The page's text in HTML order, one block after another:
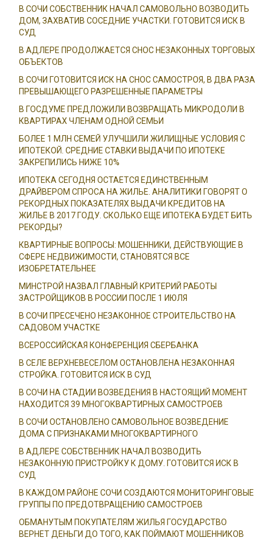
В СОЧИ СОБСТВЕННИК НАЧАЛ САМОВОЛЬНО ВОЗВОДИТЬ
ДОМ, ЗАХВАТИВ СОСЕДНИЕ УЧАСТКИ. ГОТОВИТСЯ ИСК В
СУД
В АДЛЕРЕ ПРОДОЛЖАЕТСЯ СНОС НЕЗАКОННЫХ ТОРГОВЫХ
ОБЪЕКТОВ
В СОЧИ ГОТОВИТСЯ ИСК НА СНОС САМОСТРОЯ, В ДВА РАЗА
ПРЕВЫШАЮЩЕГО РАЗРЕШЕННЫЕ ПАРАМЕТРЫ
В ГОСДУМЕ ПРЕДЛОЖИЛИ ВОЗВРАЩАТЬ МИКРОДОЛИ В
КВАРТИРАХ ЧЛЕНАМ ОДНОЙ СЕМЬИ
БОЛЕЕ 1 МЛН СЕМЕЙ УЛУЧШИЛИ ЖИЛИЩНЫЕ УСЛОВИЯ С
ИПОТЕКОЙ. СРЕДНИЕ СТАВКИ ВЫДАЧИ ПО ИПОТЕКЕ
ЗАКРЕПИЛИСЬ НИЖЕ 10%
ИПОТЕКА СЕГОДНЯ ОСТАЕТСЯ ЕДИНСТВЕННЫМ
ДРАЙВЕРОМ СПРОСА НА ЖИЛЬЕ. АНАЛИТИКИ ГОВОРЯТ О
РЕКОРДНЫХ ПОКАЗАТЕЛЯХ ВЫДАЧИ КРЕДИТОВ НА
ЖИЛЬЕ В 2017 ГОДУ. СКОЛЬКО ЕЩЕ ИПОТЕКА БУДЕТ БИТЬ
РЕКОРДЫ?
КВАРТИРНЫЕ ВОПРОСЫ: МОШЕННИКИ, ДЕЙСТВУЮЩИЕ В
СФЕРЕ НЕДВИЖИМОСТИ, СТАНОВЯТСЯ ВСЕ
ИЗОБРЕТАТЕЛЬНЕЕ
МИНСТРОЙ НАЗВАЛ ГЛАВНЫЙ КРИТЕРИЙ РАБОТЫ
ЗАСТРОЙЩИКОВ В РОССИИ ПОСЛЕ 1 ИЮЛЯ
В СОЧИ ПРЕСЕЧЕНО НЕЗАКОННОЕ СТРОИТЕЛЬСТВО НА
САДОВОМ УЧАСТКЕ
ВСЕРОССИЙСКАЯ КОНФЕРЕНЦИЯ СБЕРБАНКА
В СЕЛЕ ВЕРХНЕВЕСЕЛОМ ОСТАНОВЛЕНА НЕЗАКОННАЯ
СТРОЙКА. ГОТОВИТСЯ ИСК В СУД
В СОЧИ НА СТАДИИ ВОЗВЕДЕНИЯ В НАСТОЯЩИЙ МОМЕНТ
НАХОДИТСЯ 39 МНОГОКВАРТИРНЫХ САМОСТРОЕВ
В СОЧИ ОСТАНОВЛЕНО САМОВОЛЬНОЕ ВОЗВЕДЕНИЕ
ДОМА С ПРИЗНАКАМИ МНОГОКВАРТИРНОГО
В АДЛЕРЕ СОБСТВЕННИК НАЧАЛ ВОЗВОДИТЬ
НЕЗАКОННУЮ ПРИСТРОЙКУ К ДОМУ. ГОТОВИТСЯ ИСК В
СУД
В КАЖДОМ РАЙОНЕ СОЧИ СОЗДАЮТСЯ МОНИТОРИНГОВЫЕ
ГРУППЫ ПО ПРЕДОТВРАЩЕНИЮ САМОСТРОЕВ
ОБМАНУТЫМ ПОКУПАТЕЛЯМ ЖИЛЬЯ ГОСУДАРСТВО
ВЕРНЕТ ДЕНЬГИ ДО ТОГО, КАК ПОЙМАЮТ МОШЕННИКОВ